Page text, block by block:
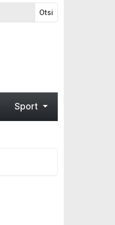
Otsi
Sport